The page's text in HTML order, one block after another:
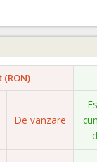
(RON)
De vanzare